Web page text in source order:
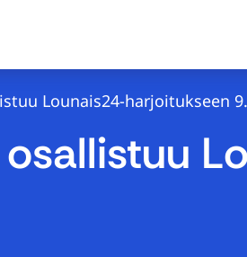
Lounais24-harjoitukseen